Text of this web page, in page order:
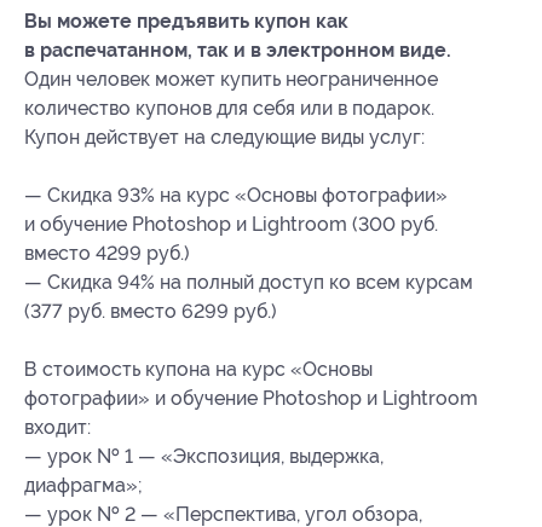
Вы можете предъявить купон как
в распечатанном, так и в электронном виде.
Один человек может купить неограниченное
количество купонов для себя или в подарок.
Купон действует на следующие виды услуг:
— Скидка 93% на курс «Основы фотографии»
и обучение Photoshop и Lightroom (300 руб.
вместо 4299 руб.)
— Скидка 94% на полный доступ ко всем курсам
(377 руб. вместо 6299 руб.)
В стоимость купона на курс «Основы
фотографии» и обучение Photoshop и Lightroom
входит:
— урок № 1 — «Экспозиция, выдержка,
диафрагма»;
— урок № 2 — «Перспектива, угол обзора,